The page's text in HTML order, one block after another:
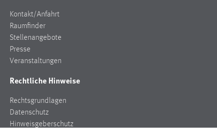
Kontakt/Anfahrt
Raumfinder
Stellenangebote
Presse
Veranstaltungen
Rechtliche Hinweise
Rechtsgrundlagen
Datenschutz
Hinweisgeberschutz
STATISTIK
Statistik Cookies erfassen Informationen anonym.
Diese Informationen helfen uns zu verstehen, wie
unsere Besucher unsere Website nutzen.
_pk_ref, _pk_cvar, _pk_id, _pk_ses
Zweck: